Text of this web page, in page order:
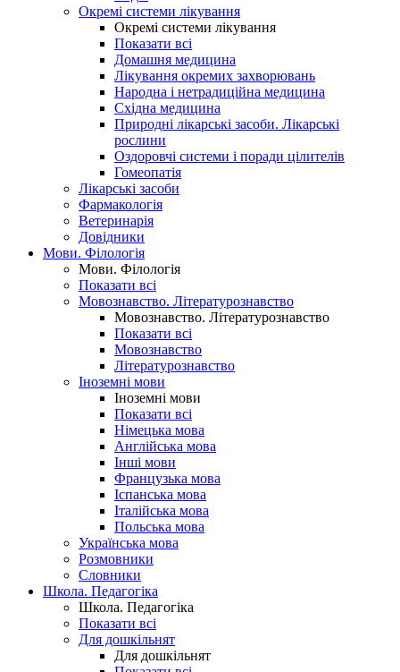
Окремі системи лікування
Окремі системи лікування
Показати всі
Домашня медицина
Лікування окремих захворювань
Народна і нетрадиційна медицина
Східна медицина
Природні лікарські засоби. Лікарські
рослини
Оздоровчі системи і поради цілителів
Гомеопатія
Лікарські засоби
Фармакологія
Ветеринарія
Довідники
Мови. Філологія
Мови. Філологія
Показати всі
Мовознавство. Літературознавство
Мовознавство. Літературознавство
Показати всі
Мовознавство
Літературознавство
Іноземні мови
Іноземні мови
Показати всі
Німецька мова
Англійська мова
Інші мови
Французька мова
Іспанська мова
Італійська мова
Польська мова
Українська мова
Розмовники
Словники
Школа. Педагогіка
Школа. Педагогіка
Показати всі
Для дошкільнят
Для дошкільнят